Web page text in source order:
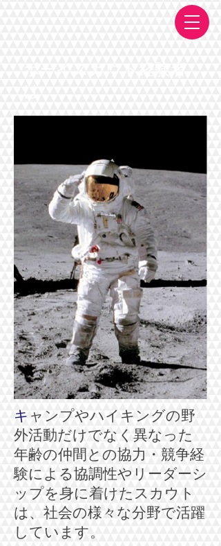
キ ャンプやハイキングの野
外活動だけでなく異なった
年齢の仲間との協力・競争経
験による協調性やリーダーシ
ップを身に着けたスカウト
は、社会の様々な分野で活躍
しています。